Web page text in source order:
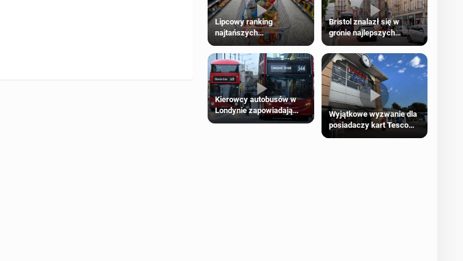
Lipcowy ranking
najtańszych
supermarketów
Bristol znalazł się w
gronie najlepszych
kierunków podróży na
świecie
Kierowcy autobusów w
Londynie zapowiadają
strajki
Wyjątkowe wyzwanie dla
posiadaczy kart Tesco
Clubcard!